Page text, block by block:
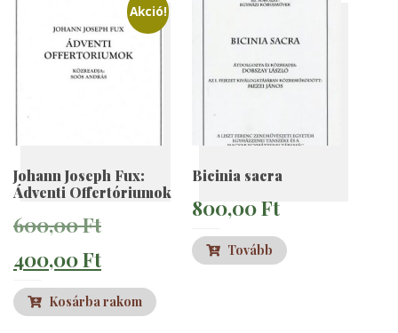
Akció!
Johann Joseph Fux:
Ádventi Offertóriumok
600,00FtOriginal
price
was:
400,00FtCurrent
price
Kosárba rakom
Bicinia sacra
800,00Ft
Tovább